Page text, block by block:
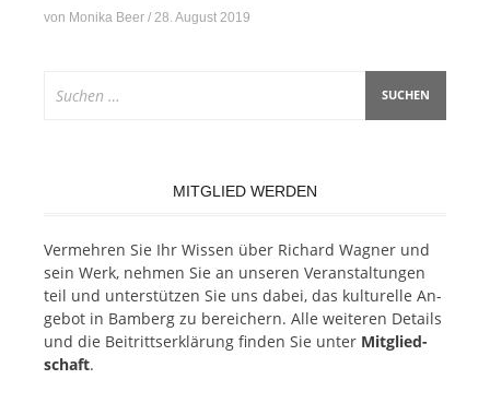
von Monika Beer 28. August 2019
nach:
MITGLIED WERDEN
Ver­meh­ren Sie Ihr Wis­sen über Ri­chard Wag­ner und
sein Werk, neh­men Sie an un­se­ren Ver­an­stal­tun­gen
teil und un­ter­stüt­zen Sie uns da­bei, das kul­tu­rel­le An­
ge­bot in Bam­berg zu be­rei­chern. Alle wei­te­ren De­tails
und die Bei­tritts­er­klä­rung fin­den Sie un­ter Mit­glied­
schaft.